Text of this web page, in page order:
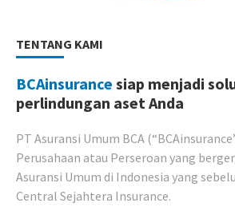
TENTANG KAMI
BCAinsurance siap menjadi
perlindungan aset Anda
PT Asuransi Umum BCA
Perusahaan atau Perseroan yang
Asuransi Umum di Indonesia yang
Central Sejahtera Insurance.